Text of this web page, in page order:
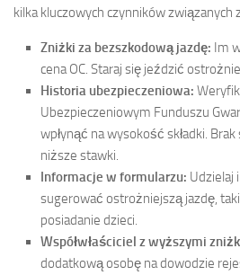
kilka kluczowych czynników związanych
Zniżki za bezszkodową jazdę: Im
cena OC. Staraj się jeździć
Historia ubezpieczeniowa:
Ubezpieczeniowym Funduszu
wpłynąć na wysokość składki. Brak
niższe stawki.
Informacje w formularzu: Udzielaj
sugerować ostrożniejszą jazdę,
posiadanie dzieci.
Współwłaściciel z wyższymi
dodatkową osobę na dowodzie